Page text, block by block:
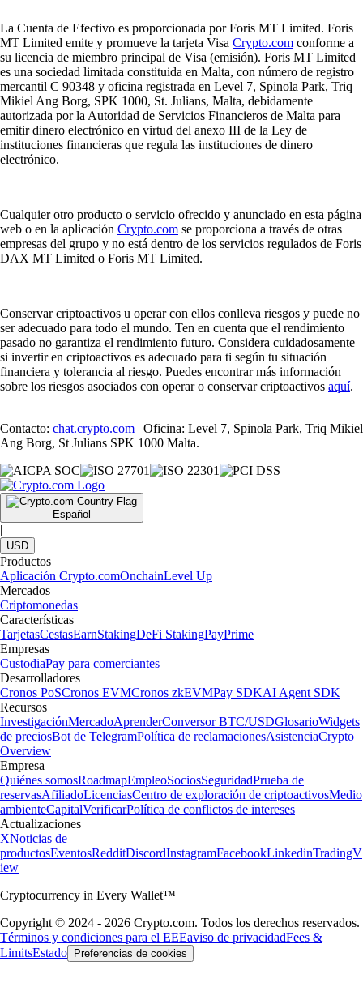
La Cuenta de Efectivo es proporcionada por Foris MT Limited. Foris
MT Limited emite y promueve la tarjeta Visa Crypto.com conforme a
su licencia de miembro principal de Visa (emisión). Foris MT Limited
es una sociedad limitada constituida en Malta, con número de registro
mercantil C 90348 y oficina registrada en Level 7, Spinola Park, Triq
Mikiel Ang Borg, SPK 1000, St. Julians, Malta, debidamente
autorizada por la Autoridad de Servicios Financieros de Malta para
emitir dinero electrónico en virtud del anexo III de la Ley de
instituciones financieras que regula las instituciones de dinero
electrónico.
Cualquier otro producto o servicio ofrecido y anunciado en esta página
web o en la aplicación Crypto.com se proporciona a través de otras
empresas del grupo y no está dentro de los servicios regulados de Foris
DAX MT Limited o Foris MT Limited.
Conservar criptoactivos u operar con ellos conlleva riesgos y puede no
ser adecuado para todo el mundo. Ten en cuenta que el rendimiento
pasado no garantiza el rendimiento futuro. Considera cuidadosamente
si invertir en criptoactivos es adecuado para ti según tu situación
financiera y tolerancia al riesgo. Puedes encontrar más información
sobre los riesgos asociados con operar o conservar criptoactivos aquí.
Contacto: chat.crypto.com | Oficina: Level 7, Spinola Park, Triq Mikiel
Ang Borg, St Julians SPK 1000 Malta.
Español
|
USD
Productos
Aplicación Crypto.comOnchainLevel Up
Mercados
Criptomonedas
Características
TarjetasCestasEarnStakingDeFi StakingPayPrime
Empresas
CustodiaPay para comerciantes
Desarrolladores
Cronos PoSCronos EVMCronos zkEVMPay SDKAI Agent SDK
Recursos
InvestigaciónMercadoAprenderConversor BTC/USDGlosarioWidgets
de preciosBot de TelegramPolítica de reclamacionesAsistenciaCrypto
Overview
Empresa
Quiénes somosRoadmapEmpleoSociosSeguridadPrueba de
reservasAfiliadoLicenciasCentro de exploración de criptoactivosMedio
ambienteCapitalVerificarPolítica de conflictos de intereses
Actualizaciones
XNoticias de
productosEventosRedditDiscordInstagramFacebookLinkedinTradingV
iew
Cryptocurrency in Every Wallet™
Copyright © 2024 - 2026 Crypto.com. Todos los derechos reservados.
Términos y condiciones para el EEEaviso de privacidadFees &
LimitsEstado Preferencias de cookies